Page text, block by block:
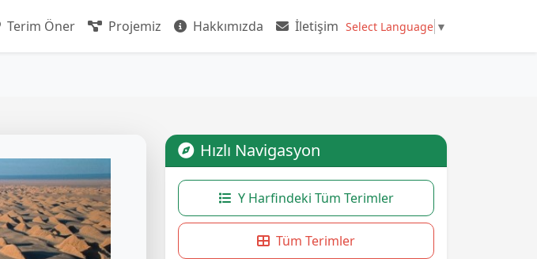
Terim Öner Projemiz Hakkımızda İletişim Select Language ▼
Hızlı Navigasyon
Y Harfindeki Tüm Terimler
Tüm Terimler